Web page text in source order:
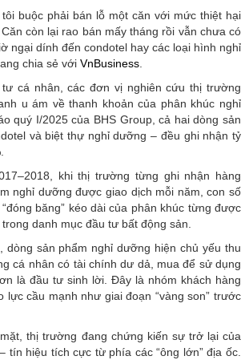
buộc phải bán lỗ một căn với mức thiệt hại
còn lại rao bán mấy tháng rồi vẫn chưa có
ngại dính đến condotel hay các loại hình nghỉ
chia sẻ với VnBusiness
cá nhân, các đơn vị nghiên cứu thị trường
u ám về thanh khoản của phân khúc nghỉ
quý I/2025 của BHS Group, cả hai dòng sản
và biệt thự nghỉ dưỡng – đều ghi nhận tỷ
khi thị trường từng ghi nhận hàng
nghỉ dưỡng được giao dịch mỗi năm, con số
băng” kéo dài của phân khúc từng được
danh mục đầu tư bất động sản.
dòng sản phẩm nghỉ dưỡng hiện chủ yếu thu
cá nhân có tài chính dư dả, mua để sử dụng
là đầu tư sinh lời. Đây là nhóm khách hàng
lực cầu mạnh như giai đoạn “vàng son” trước
thị trường đang chứng kiến sự trở lại của
tín hiệu tích cực từ phía các “ông lớn” địa ốc.